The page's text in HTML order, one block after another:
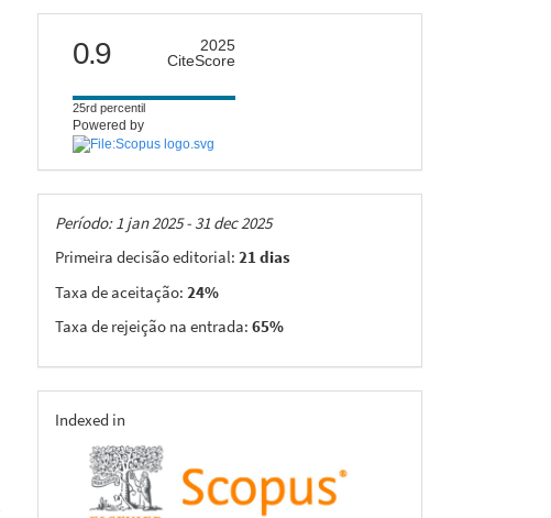
citescore
0.9
2025
CiteScore
25rd percentil
Powered by
Taxas
Período: 1 jan 2025 - 31 dec 2025
Primeira decisão editorial: 21 dias
Taxa de aceitação: 24%
Taxa de rejeição na entrada: 65%
indexing
Indexed in